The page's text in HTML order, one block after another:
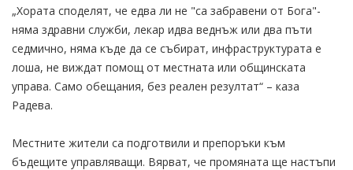
„Хората споделят, че едва ли не "са забравени от Бога"-
няма здравни служби, лекар идва веднъж или два пъти
седмично, няма къде да се събират, инфраструктурата е
лоша, не виждат помощ от местната или общинската
управа. Само обещания, без реален резултат“ – каза
Радева.
Местните жители са подготвили и препоръки към
бъдещите управляващи. Вярват, че промяната ще настъпи